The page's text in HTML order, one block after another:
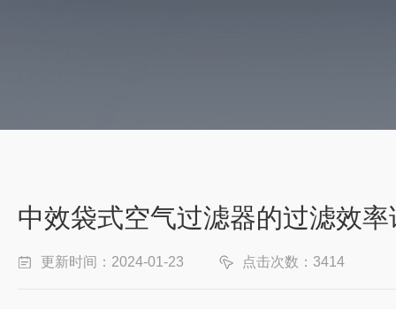
中效袋式空气过滤器的过滤效
更新时间：2024-01-23 点击次数：3414